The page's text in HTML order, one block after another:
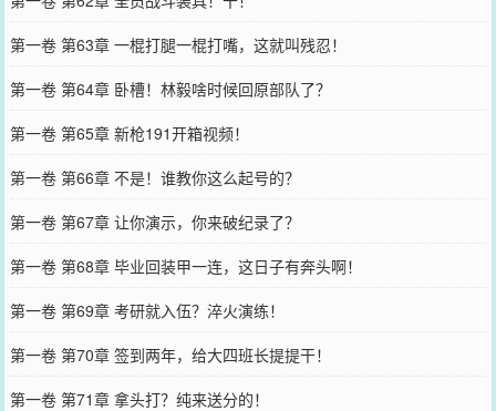
第一卷 第63章 一棍打腿一棍打嘴，这就叫残忍！
第一卷 第64章 卧槽！林毅啥时候回原部队了？
第一卷 第65章 新枪191开箱视频！
第一卷 第66章 不是！谁教你这么起号的？
第一卷 第67章 让你演示，你来破纪录了？
第一卷 第68章 毕业回装甲一连，这日子有奔头啊！
第一卷 第69章 考研就入伍？淬火演练！
第一卷 第70章 签到两年，给大四班长提提干！
第一卷 第71章 拿头打？纯来送分的！